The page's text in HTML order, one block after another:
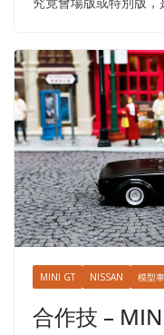
MINI GT NISSAN 模型車
合作技 –